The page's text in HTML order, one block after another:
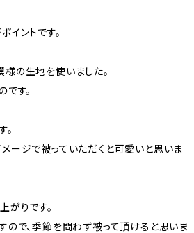
イントです。
の生地を使いました。
です。
ージで被っていただくと可愛いと思いま
がりです。
ので、季節を問わず被って頂けると思いま